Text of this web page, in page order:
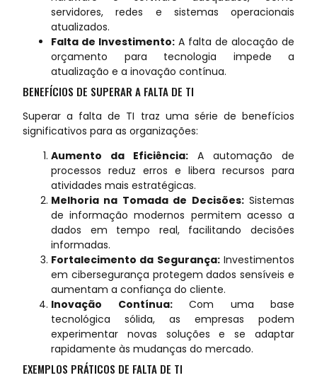
servidores, redes e sistemas operacionais
atualizados.
Falta de Investimento: A falta de alocação de
orçamento para tecnologia impede a
atualização e a inovação contínua.
BENEFÍCIOS DE SUPERAR A FALTA DE TI
Superar a falta de TI traz uma série de benefícios
significativos para as organizações:
Aumento da Eficiência: A automação de
processos reduz erros e libera recursos para
atividades mais estratégicas.
Melhoria na Tomada de Decisões:Sistemas
de informação modernos permitem acesso a
dados em tempo real, facilitando decisões
informadas.
Fortalecimento da Segurança:Investimentos
em cibersegurança protegem dados sensíveis e
aumentam a confiança do cliente.
Inovação Contínua:Com uma base
tecnológica sólida, as empresas podem
experimentar novas soluções e se adaptar
rapidamente às mudanças do mercado.
EXEMPLOS PRÁTICOS DE FALTA DE TI